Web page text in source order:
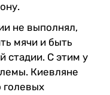
не выполнял,
мячи и быть
стадии. С этим у
Киевляне
голевых